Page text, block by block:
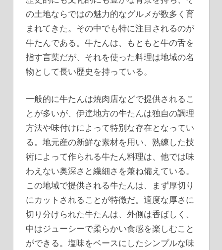
の土地ならではの魅力的なグルメが数多く育
まれてきた。その中でも特に注目されるのが
牛たんである。牛たんは、もともと牛の舌を
指す言葉だが、それを使った料理は地域の名
物として長い歴史を持っている。
一般的に牛たんは焼肉店などで提供されるこ
とが多いが、伊達地方の牛たんは独自の調理
方法や味付けによって特別な存在となってい
る。地元産の新鮮な素材を用い、熟練した技
術によって作られる牛たん料理は、他では味
わえない奥深さと繊細さを兼ね備えている。
この地域で提供される牛たんは、まず厚切り
にカットされることが特徴だ。適度な厚さに
切り分けられた牛たんは、外側は香ばしく、
中はジューシーで柔らかい食感を楽しむこと
ができる。塩味をベースにしたシンプルな味